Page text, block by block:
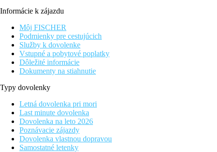
Informácie k zájazdu
Môj FISCHER
Podmienky pre cestujúcich
Služby k dovolenke
Vstupné a pobytové poplatky
Dôležité informácie
Dokumenty na stiahnutie
Typy dovolenky
Letná dovolenka pri mori
Last minute dovolenka
Dovolenka na leto 2026
Poznávacie zájazdy
Dovolenka vlastnou dopravou
Samostatné letenky